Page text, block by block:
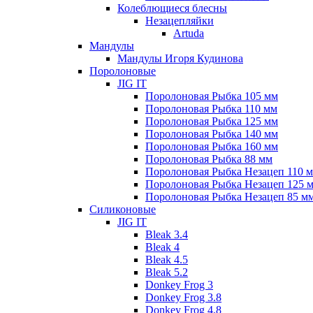
Колеблющиеся блесны
Незацепляйки
Artuda
Мандулы
Мандулы Игоря Кудинова
Поролоновые
JIG IT
Поролоновая Рыбка 105 мм
Поролоновая Рыбка 110 мм
Поролоновая Рыбка 125 мм
Поролоновая Рыбка 140 мм
Поролоновая Рыбка 160 мм
Поролоновая Рыбка 88 мм
Поролоновая Рыбка Незацеп 110
Поролоновая Рыбка Незацеп 125
Поролоновая Рыбка Незацеп 85
Силиконовые
JIG IT
Bleak 3.4
Bleak 4
Bleak 4.5
Bleak 5.2
Donkey Frog 3
Donkey Frog 3.8
Donkey Frog 4.8